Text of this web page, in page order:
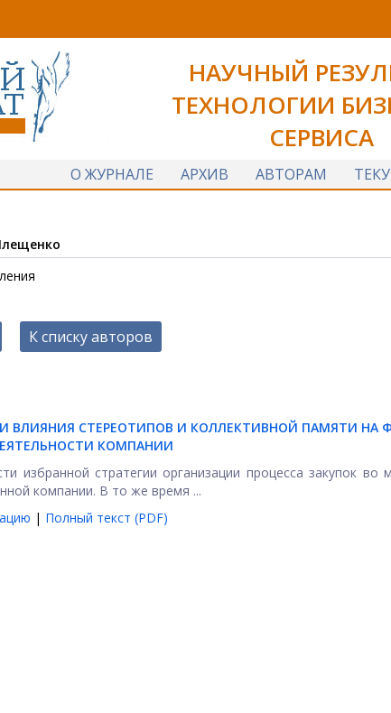
НАУЧНЫЙ
ТЕХНОЛОГИИ
СЕРВИСА
О ЖУРНАЛЕ
АРХИВ АВТОРАМ
К списку авторов
ВЛИЯНИЯ СТЕРЕОТИПОВ И КОЛЛЕКТИВНОЙ ПАМЯТИ НА
КОМПАНИИ
избранной стратегии организации процесса закупок во
компании. В то же время ...
| Полный текст (PDF)